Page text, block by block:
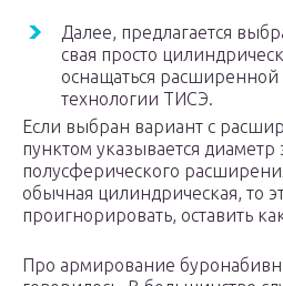
Далее, предлагается
свая просто
оснащаться
технологии ТИСЭ.
Если выбран вариант с
пунктом указывается диаметр
полусферического
обычная цилиндрическая, то
проигнорировать, оставить
Про армирование